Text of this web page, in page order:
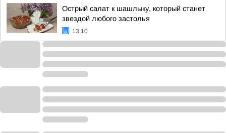
Острый салат к шашлыку, который станет
звездой любого застолья
13:10